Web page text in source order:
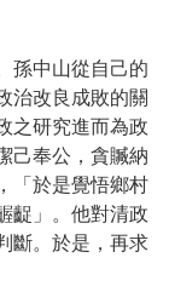
孫中山從自己的
治改良成敗的關
之研究進而為政
己奉公，貪贓納
「於是覺悟鄉村
齪」。他對清政
斷。於是，再求